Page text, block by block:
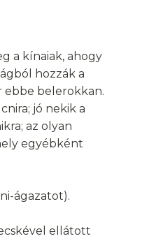
a kínaiak, ahogy
hozzák a
ebbe belerokkan.
jó nekik a
az olyan
egyébként
ágazatot).
ellátott